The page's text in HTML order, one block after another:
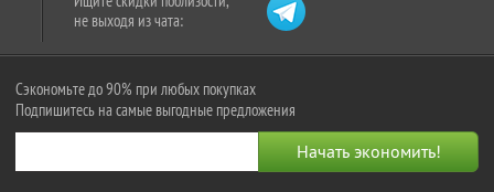
не выходя из чата:
Сэкономьте до 90% при любых покупках
Подпишитесь на самые выгодные предложения